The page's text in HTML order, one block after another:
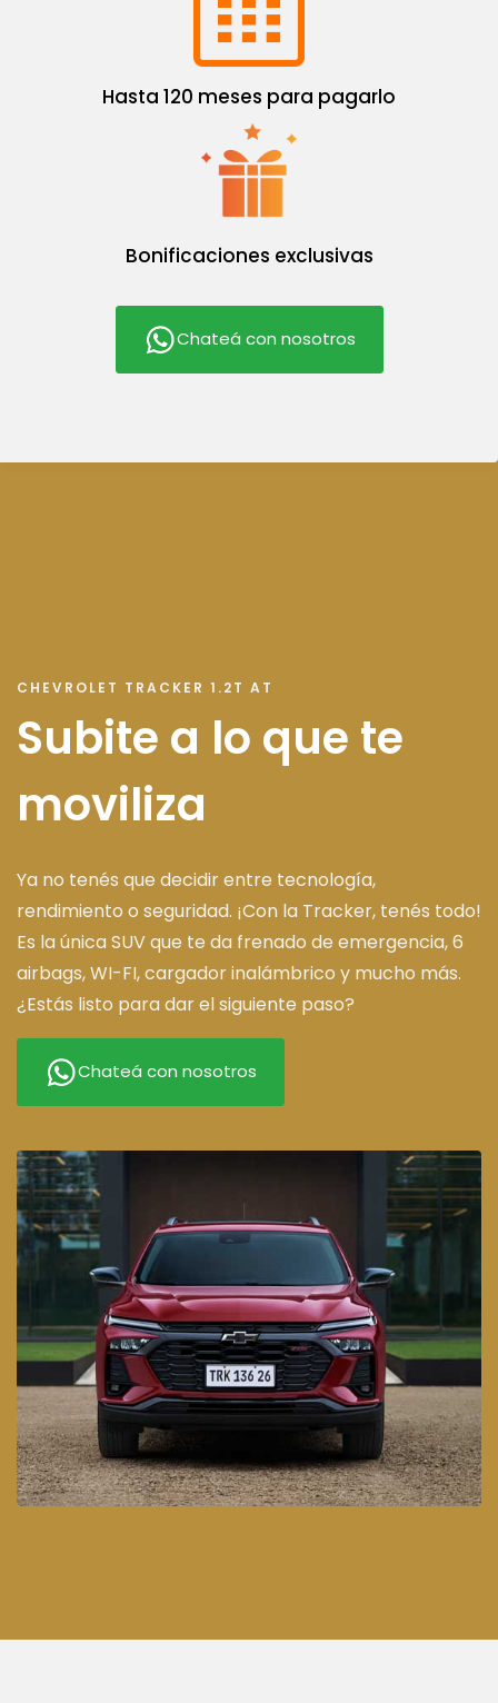
Hasta 120 meses para pagarlo
Bonificaciones exclusivas
Chateá con nosotros
CHEVROLET TRACKER 1.2T AT
Subite a lo que te
moviliza
Ya no tenés que decidir entre tecnología,
rendimiento o seguridad. ¡Con la Tracker, tenés todo!
Es la única SUV que te da frenado de emergencia, 6
airbags, WI-FI, cargador inalámbrico y mucho más.
¿Estás listo para dar el siguiente paso?
Chateá con nosotros